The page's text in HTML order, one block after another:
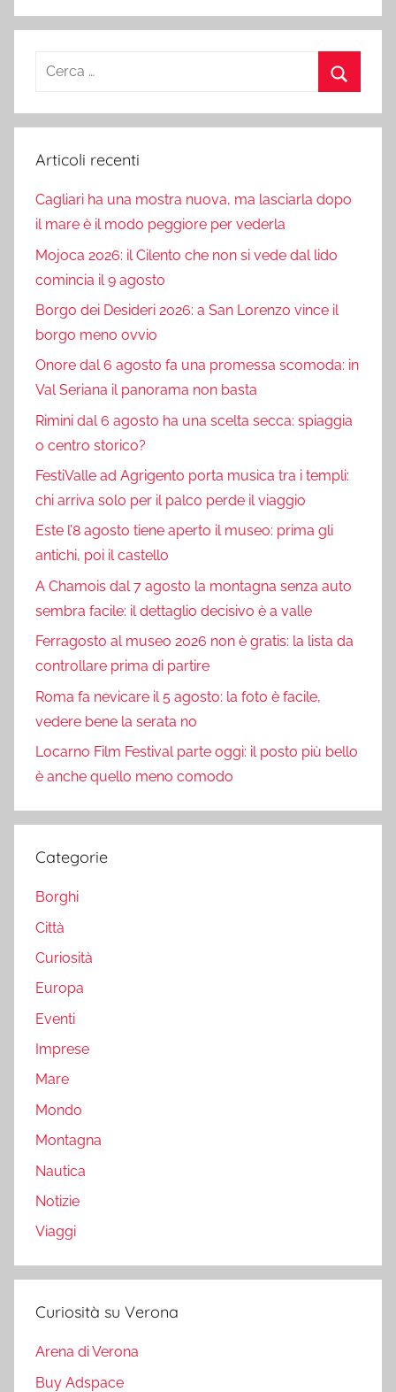
Ricerca
Articoli recenti
Cagliari ha una mostra nuova, ma lasciarla dopo
il mare è il modo peggiore per vederla
Mojoca 2026: il Cilento che non si vede dal lido
comincia il 9 agosto
Borgo dei Desideri 2026: a San Lorenzo vince il
borgo meno ovvio
Onore dal 6 agosto fa una promessa scomoda: in
Val Seriana il panorama non basta
Rimini dal 6 agosto ha una scelta secca: spiaggia
o centro storico?
FestiValle ad Agrigento porta musica tra i templi:
chi arriva solo per il palco perde il viaggio
Este l’8 agosto tiene aperto il museo: prima gli
antichi, poi il castello
A Chamois dal 7 agosto la montagna senza auto
sembra facile: il dettaglio decisivo è a valle
Ferragosto al museo 2026 non è gratis: la lista da
controllare prima di partire
Roma fa nevicare il 5 agosto: la foto è facile,
vedere bene la serata no
Locarno Film Festival parte oggi: il posto più bello
è anche quello meno comodo
Categorie
Borghi
Città
Curiosità
Europa
Eventi
Imprese
Mare
Mondo
Montagna
Nautica
Notizie
Viaggi
Curiosità su Verona
Arena di Verona
Buy Adspace